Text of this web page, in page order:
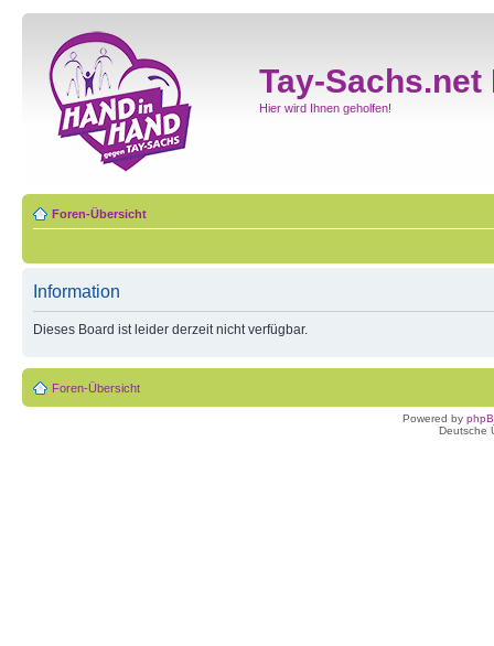
Tay-Sachs.net
Hier wird Ihnen geholfen!
Foren-Übersicht
Information
Dieses Board ist leider derzeit nicht verfügbar.
Foren-Übersicht
Powered by
Deutsche